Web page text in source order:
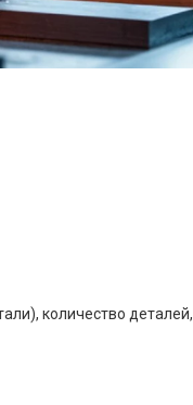
количество деталей,